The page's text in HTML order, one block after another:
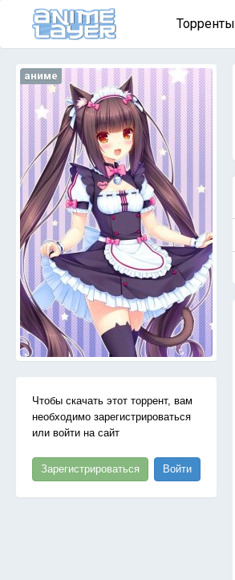
Торренты
аниме
Чтобы скачать этот торрент, вам
необходимо зарегистрироваться
или войти на сайт
Зарегистрироваться Войти